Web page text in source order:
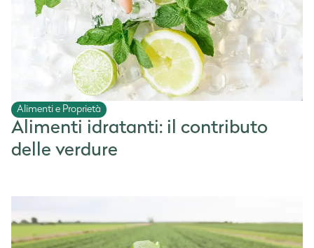
Alimenti e Proprietà
Alimenti idratanti: il contributo
delle verdure